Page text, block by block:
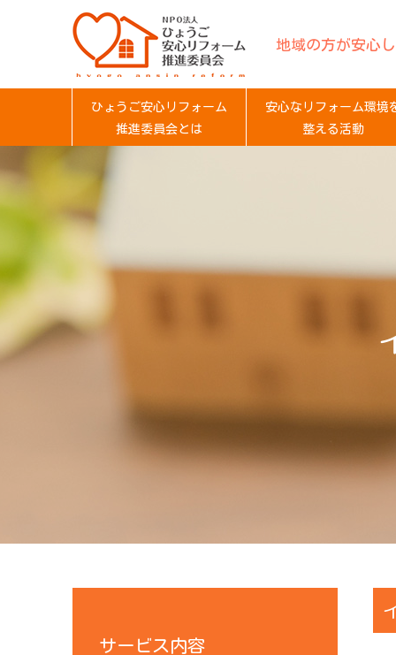
地域の方が安心
ひょうご安心リフォーム
推進委員会とは
安心なリフォーム環境
整える活動
サービス内容